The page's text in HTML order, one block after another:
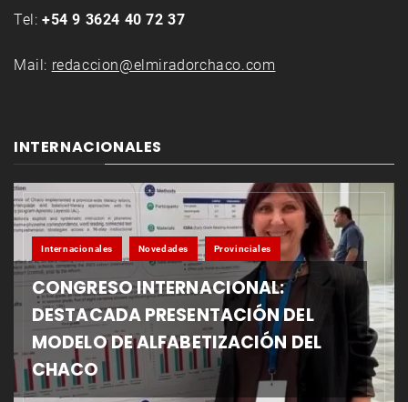
Tel: +54 9 3624 40 72 37
Mail: redaccion@elmiradorchaco.com
INTERNACIONALES
Internacionales Novedades Provinciales
CONGRESO INTERNACIONAL:
DESTACADA PRESENTACIÓN DEL
MODELO DE ALFABETIZACIÓN DEL
CHACO